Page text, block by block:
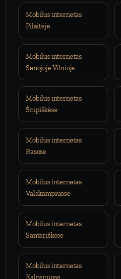
Mobilus internetas
Pilaitėje
Mobilus internetas
Senojoje Vilnioje
Mobilus internetas
Šnipiškėse
Mobilus internetas
Rasose
Mobilus internetas
Valakampiuose
Mobilus internetas
Santariškėse
Mobilus internetas
Kalnėnuose